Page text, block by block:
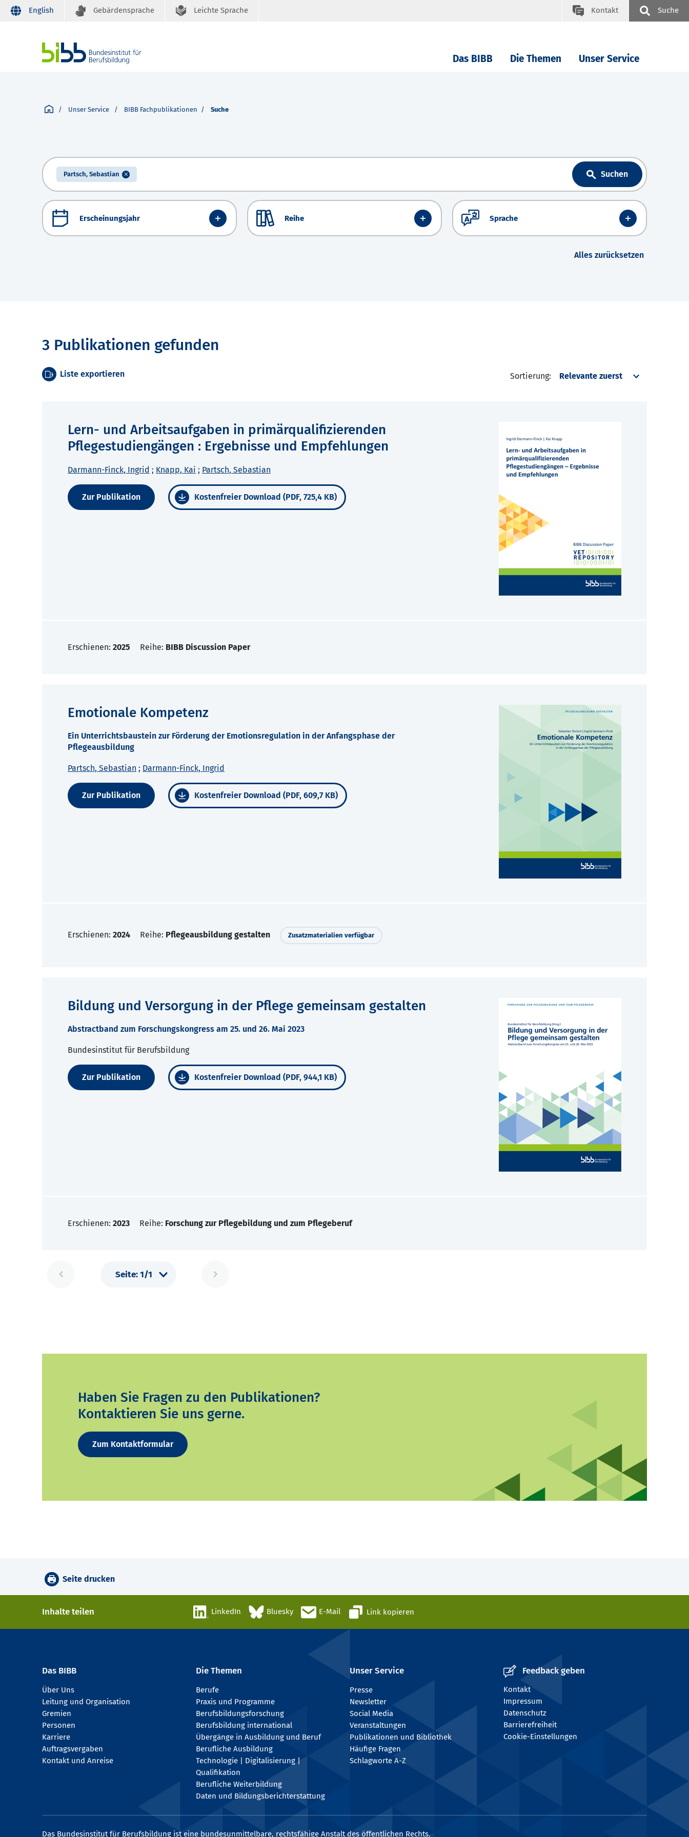
English Gebärdensprache Leichte Sprache Kontakt Suche
Das BIBB Die Themen Unser Service
Unser Service BIBB Fachpublikationen Suche
Partsch, Sebastian Suchen
Erscheinungsjahr Reihe Sprache
Alles zurücksetzen
3 Publikationen gefunden
Liste exportieren Sortierung:
Lern- und Arbeitsaufgaben in primärqualifizierenden
Pflegestudiengängen : Ergebnisse und Empfehlungen
Darmann-Finck, Ingrid ; Knapp, Kai ; Partsch, Sebastian
Zur Publikation Kostenfreier Download (PDF, 725,4 KB)
Erschienen: 2025 Reihe: BIBB Discussion Paper
Emotionale Kompetenz
Ein Unterrichtsbaustein zur Förderung der Emotionsregulation in der Anfangsphase der
Pflegeausbildung
Partsch, Sebastian ; Darmann-Finck, Ingrid
Zur Publikation Kostenfreier Download (PDF, 609,7 KB)
Erschienen: 2024 Reihe: Pflegeausbildung gestalten Zusatzmaterialien verfügbar
Bildung und Versorgung in der Pflege gemeinsam gestalten
Abstractband zum Forschungskongress am 25. und 26. Mai 2023
Bundesinstitut für Berufsbildung
Zur Publikation Kostenfreier Download (PDF, 944,1 KB)
Erschienen: 2023 Reihe: Forschung zur Pflegebildung und zum Pflegeberuf
Haben Sie Fragen zu den Publikationen?
Kontaktieren Sie uns gerne.
Zum Kontaktformular
Seite drucken
Inhalte teilen LinkedIn Bluesky E-Mail Link kopieren
Das BIBB
Über Uns
Leitung und Organisation
Gremien
Personen
Karriere
Auftragsvergaben
Kontakt und Anreise
Die Themen
Berufe
Praxis und Programme
Berufsbildungsforschung
Berufsbildung international
Übergänge in Ausbildung und Beruf
Berufliche Ausbildung
Technologie | Digitalisierung |
Qualifikation
Berufliche Weiterbildung
Daten und Bildungsberichterstattung
Unser Service
Presse
Newsletter
Social Media
Veranstaltungen
Publikationen und Bibliothek
Häufige Fragen
Schlagworte A-Z
Feedback geben
Kontakt
Impressum
Datenschutz
Barrierefreiheit
Cookie-Einstellungen
Das Bundesinstitut für Berufsbildung ist eine bundesunmittelbare, rechtsfähige Anstalt des öffentlichen Rechts.